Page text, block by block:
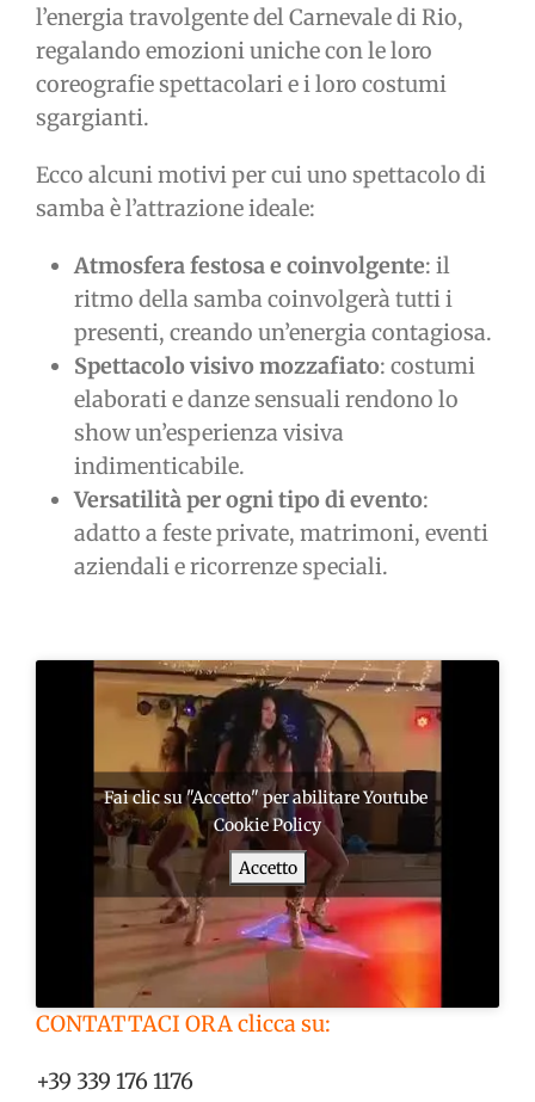
l’energia travolgente del Carnevale di Rio,
regalando emozioni uniche con le loro
coreografie spettacolari e i loro costumi
sgargianti.
Ecco alcuni motivi per cui uno spettacolo di
samba è l’attrazione ideale:
Atmosfera festosa e coinvolgente: il
ritmo della samba coinvolgerà tutti i
presenti, creando un’energia contagiosa.
Spettacolo visivo mozzafiato: costumi
elaborati e danze sensuali rendono lo
show un’esperienza visiva
indimenticabile.
Versatilità per ogni tipo di evento:
adatto a feste private, matrimoni, eventi
aziendali e ricorrenze speciali.
Fai clic su "Accetto" per abilitare Youtube
Cookie Policy
Accetto
CONTATTACI ORA clicca su:
+39 339 176 1176